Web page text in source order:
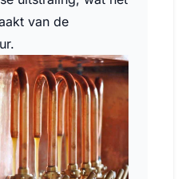
van de